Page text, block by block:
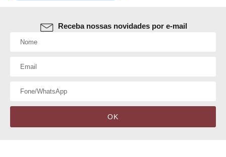
Receba nossas novidades por e-mail
OK